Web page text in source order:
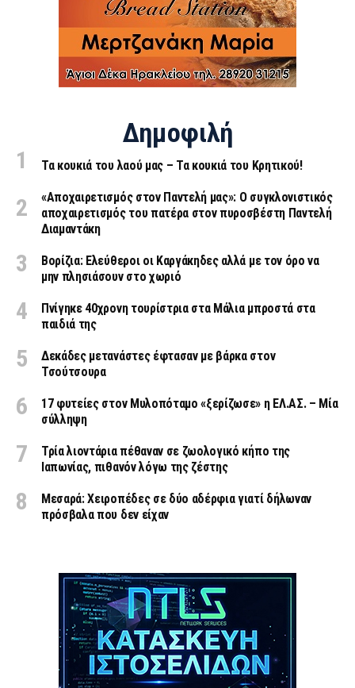
Δημοφιλή
Τα κουκιά του λαού μας – Τα κουκιά του Κρητικού!
«Aποχαιρετισμός στον Παντελή μας»: Ο συγκλονιστικός
αποχαιρετισμός του πατέρα στον πυροσβέστη Παντελή
Διαμαντάκη
Βορίζια: Ελεύθεροι οι Καργάκηδες αλλά με τον όρο να
μην πλησιάσουν στο χωριό
Πνίγηκε 40χρονη τουρίστρια στα Μάλια μπροστά στα
παιδιά της
Δεκάδες μετανάστες έφτασαν με βάρκα στον
Τσούτσουρα
17 φυτείες στον Μυλοπόταμο «ξερίζωσε» η ΕΛ.ΑΣ. – Μία
σύλληψη
Τρία λιοντάρια πέθαναν σε ζωολογικό κήπο της
Ιαπωνίας, πιθανόν λόγω της ζέστης
Μεσαρά: Χειροπέδες σε δύο αδέρφια γιατί δήλωναν
πρόσβαλα που δεν είχαν